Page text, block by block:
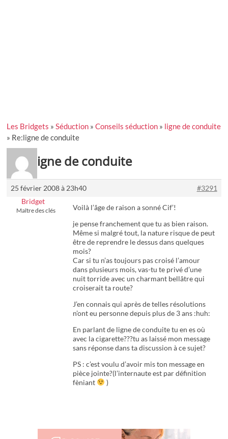
Les Bridgets »Séduction »Conseils séduction » ligne de conduite
» Re:ligne de conduite
Re:ligne de conduite
25 février 2008 à 23h40
#3291
Bridget
Maître des clés
Voilà l’âge de raison a sonné Cif’!
je pense franchement que tu as bien raison.
Même si malgré tout, la nature risque de peut
être de reprendre le dessus dans quelques
mois?
Car si tu n’as toujours pas croisé l’amour
dans plusieurs mois, vas-tu te privé d’une
nuit torride avec un charmant bellâtre qui
croiserait ta route?
J’en connais qui après de telles résolutions
n’ont eu personne depuis plus de 3 ans :huh:
En parlant de ligne de conduite tu en es où
avec la cigarette???tu as laissé mon message
sans réponse dans ta discussion à ce sujet?
PS : c’est voulu d’avoir mis ton message en
pièce jointe?(l’internaute est par définition
fèniant
)